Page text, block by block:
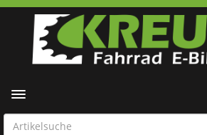
Toggle navigation